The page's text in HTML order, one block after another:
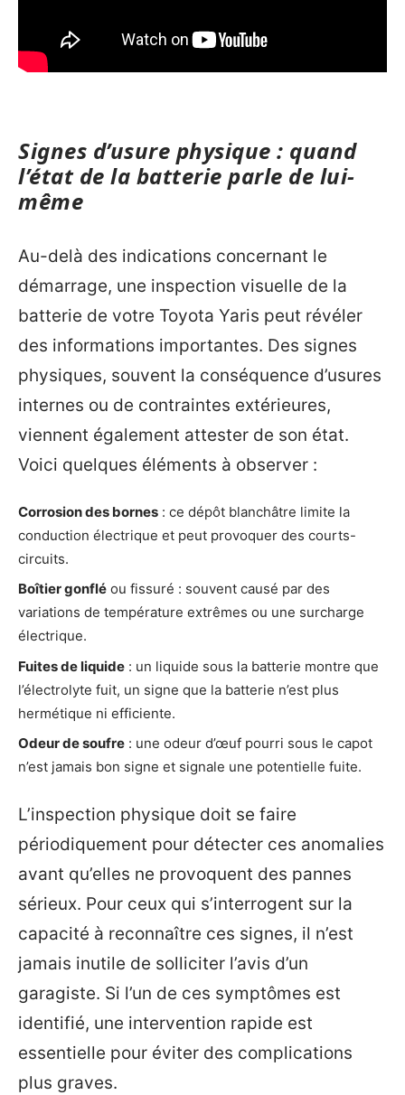
Signes d’usure physique : quand
l’état de la batterie parle de lui-
même
Au-delà des indications concernant le
démarrage, une inspection visuelle de la
batterie de votre Toyota Yaris peut révéler
des informations importantes. Des signes
physiques, souvent la conséquence d’usures
internes ou de contraintes extérieures,
viennent également attester de son état.
Voici quelques éléments à observer :
Corrosion des bornes : ce dépôt blanchâtre limite la
conduction électrique et peut provoquer des courts-
circuits.
Boîtier gonflé ou fissuré : souvent causé par des
variations de température extrêmes ou une surcharge
électrique.
Fuites de liquide : un liquide sous la batterie montre que
l’électrolyte fuit, un signe que la batterie n’est plus
hermétique ni efficiente.
Odeur de soufre : une odeur d’œuf pourri sous le capot
n’est jamais bon signe et signale une potentielle fuite.
L’inspection physique doit se faire
périodiquement pour détecter ces anomalies
avant qu’elles ne provoquent des pannes
sérieux. Pour ceux qui s’interrogent sur la
capacité à reconnaître ces signes, il n’est
jamais inutile de solliciter l’avis d’un
garagiste. Si l’un de ces symptômes est
identifié, une intervention rapide est
essentielle pour éviter des complications
plus graves.